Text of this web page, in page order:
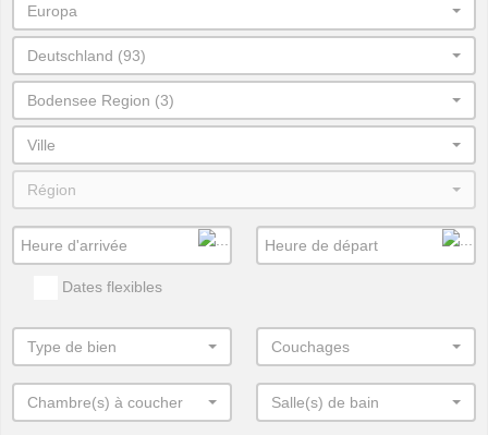
Europa
Deutschland (93)
Bodensee Region (3)
Ville
Région
Dates flexibles
Type de bien Couchages
Chambre(s) à coucher Salle(s) de bain